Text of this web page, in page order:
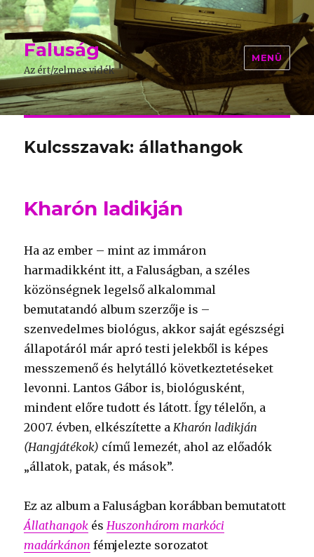
Faluság
Az ért/zelmes vidék
MENÜ
Kulcsszavak: állathangok
Kharón ladikján
Ha az ember – mint az immáron
harmadikként itt, a Faluságban, a széles
közönségnek legelső alkalommal
bemutatandó album szerzője is –
szenvedelmes biológus, akkor saját egészségi
állapotáról már apró testi jelekből is képes
messzemenő és helytálló következtetéseket
levonni. Lantos Gábor is, biológusként,
mindent előre tudott és látott. Így télelőn, a
2007. évben, elkészítette aKharón ladikján
(Hangjátékok) című lemezét, ahol az előadók
„állatok, patak, és mások”.
Ez az album a Faluságban korábban bemutatott
Állathangok ésHuszonhárom markóci
madárkánon fémjelezte sorozatot